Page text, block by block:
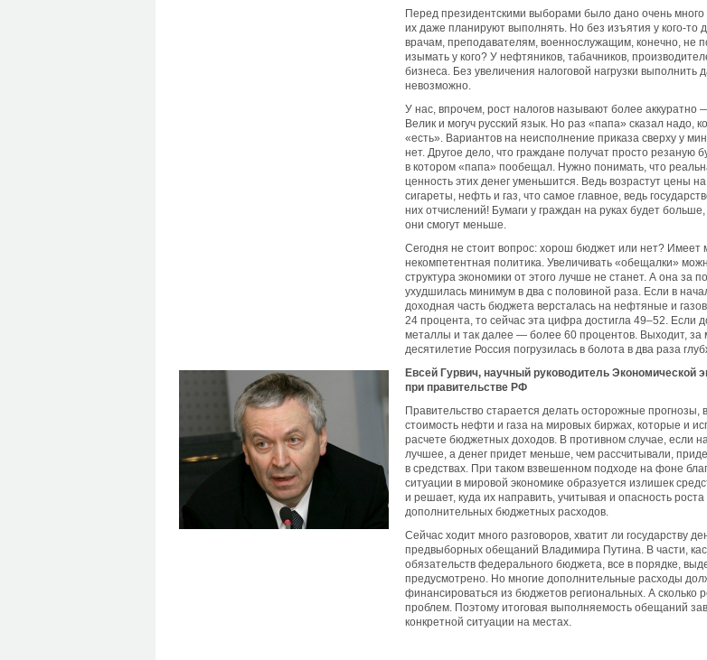
Перед президентскими выборами было дано очень
их даже планируют выполнять. Но без изъятия у кого-то
врачам, преподавателям, военнослужащим, конечно, не
изымать у кого? У нефтяников, табачников,
бизнеса. Без увеличения налоговой нагрузки
невозможно.
У нас, впрочем, рост налогов называют более аккуратно
Велик и могуч русский язык. Но раз «папа» сказал надо,
«есть». Вариантов на неисполнение приказа сверху у
нет. Другое дело, что граждане получат просто резаную
в котором «папа» пообещал. Нужно понимать, что
ценность этих денег уменьшится. Ведь возрастут цены на
сигареты, нефть и газ, что самое главное, ведь
них отчислений! Бумаги у граждан на руках будет больше,
они смогут меньше.
Сегодня не стоит вопрос: хорош бюджет или нет? Имеет
некомпетентная политика. Увеличивать «обещалки»
структура экономики от этого лучше не станет. А она за
ухудшилась минимум в два с половиной раза. Если в
доходная часть бюджета версталась на нефтяные и
24 процента, то сейчас эта цифра достигла 49–52. Если
металлы и так далее — более 60 процентов. Выходит, за
десятилетие Россия погрузилась в болота в два раза
Евсей Гурвич, научный руководитель Экономической
при правительстве РФ
Правительство старается делать осторожные прогнозы,
стоимость нефти и газа на мировых биржах, которые и
расчете бюджетных доходов. В противном случае, если
лучшее, а денег придет меньше, чем рассчитывали,
в средствах. При таком взвешенном подходе на фоне
ситуации в мировой экономике образуется излишек
и решает, куда их направить, учитывая и опасность
дополнительных бюджетных расходов.
Сейчас ходит много разговоров, хватит ли государству
предвыборных обещаний Владимира Путина. В части,
обязательств федерального бюджета, все в порядке,
предусмотрено. Но многие дополнительные расходы
финансироваться из бюджетов региональных. А сколько
проблем. Поэтому итоговая выполняемость обещаний
конкретной ситуации на местах.